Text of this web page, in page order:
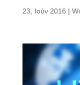
23, Ιούν 2016 |